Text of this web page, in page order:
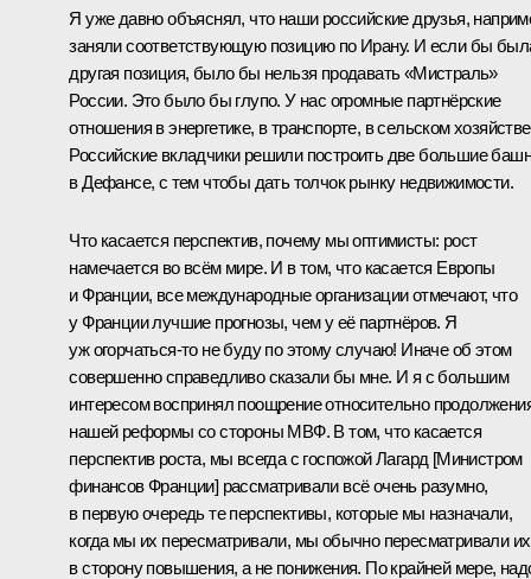
Я уже давно объяснял, что наши российские друзья,
заняли соответствующую позицию по Ирану. И если бы
другая позиция, было бы нельзя продавать «Мистраль»
России. Это было бы глупо. У нас огромные партнёрские
отношения в энергетике, в транспорте, в сельском
Российские вкладчики решили построить две большие
в Дефансе, с тем чтобы дать толчок рынку недвижимости.
Что касается перспектив, почему мы оптимисты: рост
намечается во всём мире. И в том, что касается Европы
и Франции, все международные организации отмечают, что
у Франции лучшие прогнозы, чем у её партнёров. Я
уж огорчаться‑то не буду по этому случаю! Иначе об этом
совершенно справедливо сказали бы мне. И я с большим
интересом воспринял поощрение относительно
нашей реформы со стороны МВФ. В том, что касается
перспектив роста, мы всегда с госпожой Лагард [Министром
финансов Франции] рассматривали всё очень разумно,
в первую очередь те перспективы, которые мы назначали,
когда мы их пересматривали, мы обычно пересматривали их
в сторону повышения, а не понижения. По крайней мере,